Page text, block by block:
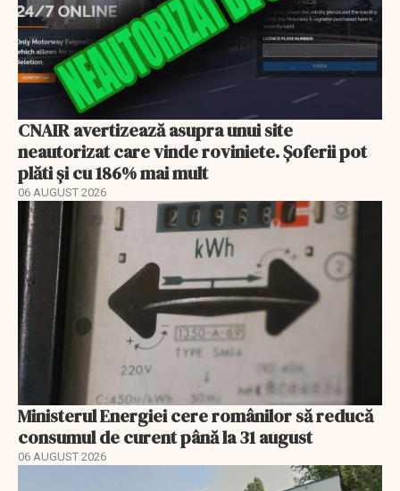
CNAIR avertizează asupra unui site
neautorizat care vinde roviniete. Șoferii pot
plăti și cu 186% mai mult
06 AUGUST 2026
Ministerul Energiei cere românilor să reducă
consumul de curent până la 31 august
06 AUGUST 2026